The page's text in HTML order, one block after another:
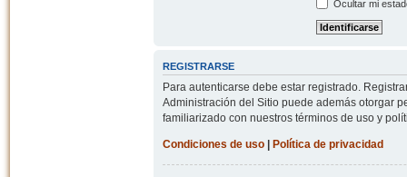
Ocultar mi
REGISTRARSE
Para autenticarse debe estar registrado.
Administración del Sitio puede además otorgar
familiarizado con nuestros términos de uso y
Condiciones de uso| Política de privacidad